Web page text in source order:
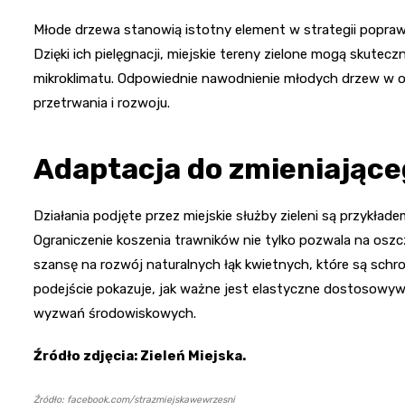
Młode drzewa stanowią istotny element w strategii
Dzięki ich pielęgnacji, miejskie tereny zielone mogą
mikroklimatu. Odpowiednie nawodnienie młodych drzew
przetrwania i rozwoju.
Adaptacja do
Działania podjęte przez miejskie służby zieleni są
Ograniczenie koszenia trawników nie tylko pozwala na
szansę na rozwój naturalnych łąk kwietnych, które są
podejście pokazuje, jak ważne jest elastyczne
wyzwań środowiskowych.
Źródło zdjęcia: Zieleń Miejska.
Źródło: facebook.com/strazmiejskawewrzesni